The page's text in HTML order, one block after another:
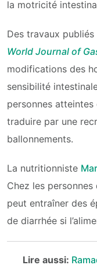
la motricité
Des travaux publiés
World Journal of
modifications des
sensibilité
personnes
traduire par une
ballonnements.
La nutritionniste
Chez les
peut entraîner des
de diarrhée si
Lire aussi: